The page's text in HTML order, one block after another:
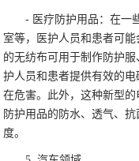
- 医疗防护用品：在一
室等，医护人员和患者可
的无纺布可用于制作防护
护人员和患者提供有效的
在危害。此外，这种新型
防护用品的防水、透气、
度。